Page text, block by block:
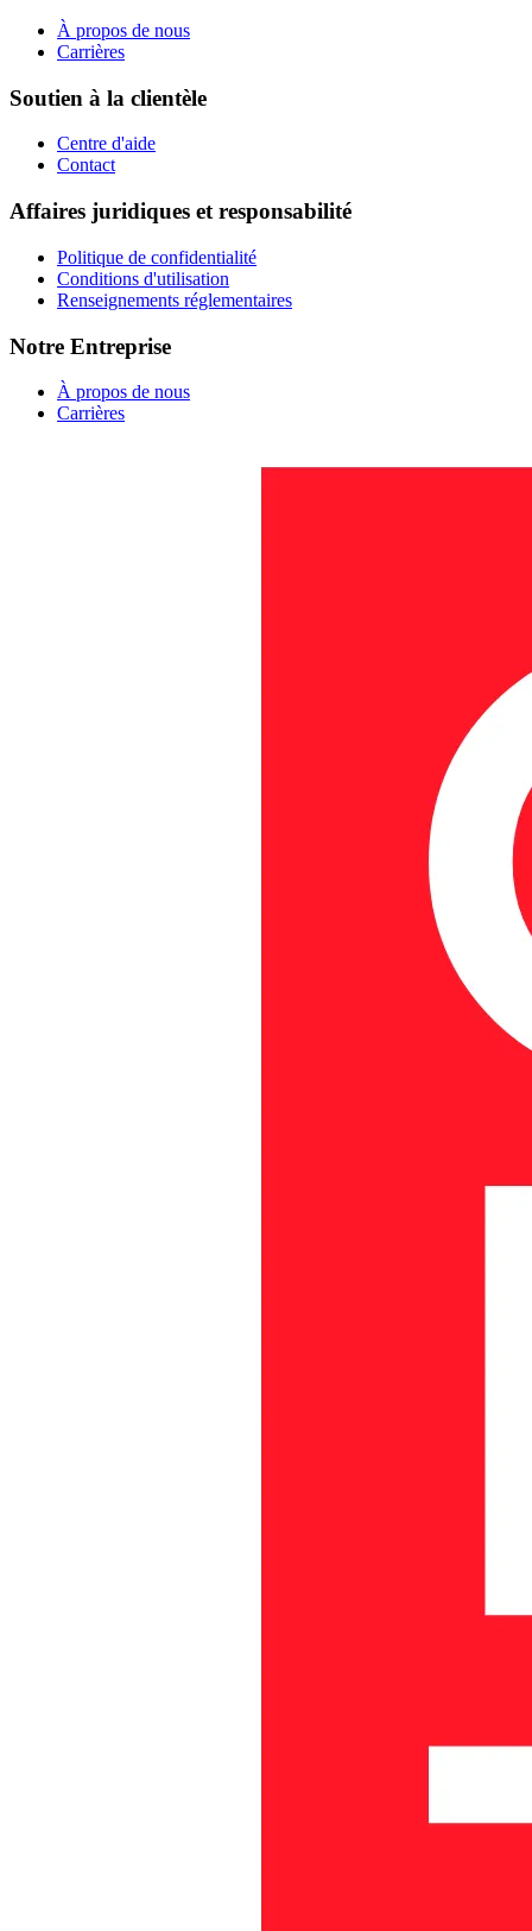
À propos de nous
Carrières
Soutien à la clientèle
Centre d'aide
Contact
Affaires juridiques et responsabilité
Politique de confidentialité
Conditions d'utilisation
Renseignements réglementaires
Notre Entreprise
À propos de nous
Carrières